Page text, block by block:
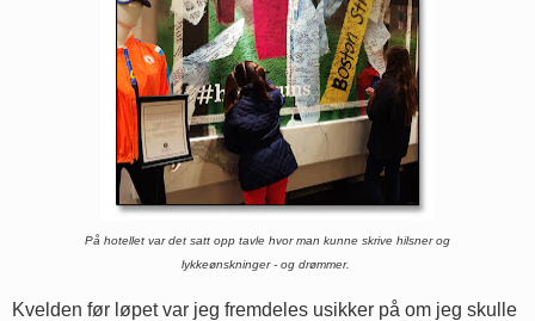
På hotellet var det satt opp tavle hvor man kunne skrive hilsner og
lykkeønskninger - og drømmer.
Kvelden før løpet var jeg fremdeles usikker på om jeg skulle